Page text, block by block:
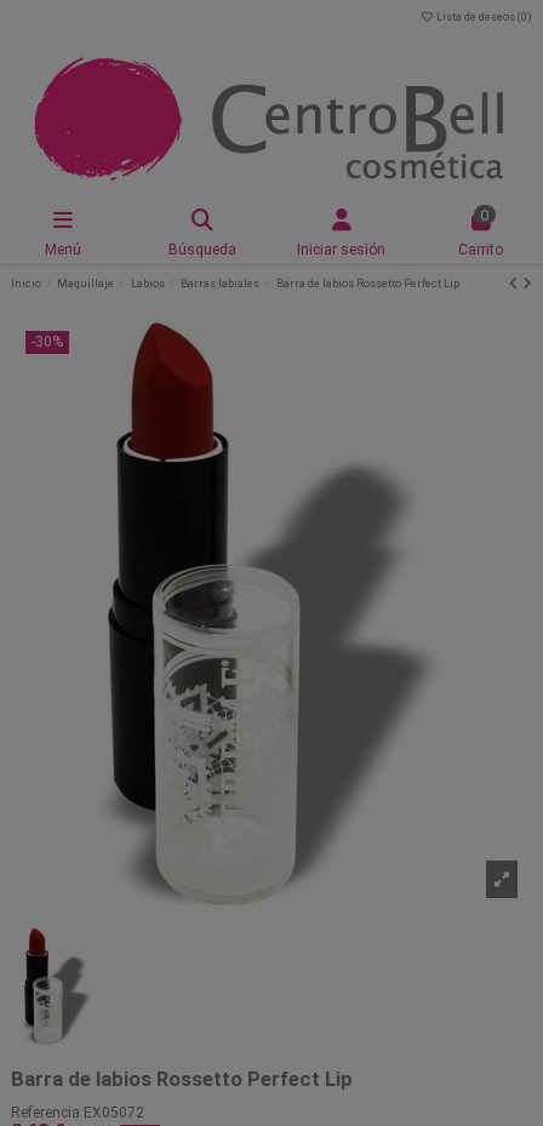
Lista de deseos (0 )
Menú Búsqueda Iniciar sesión
0
Carrito
Inicio Maquillaje Labios Barras labiales Barra de labios Rossetto Perfect Lip
-30%
Barra de labios Rossetto Perfect Lip
Referencia EX05072